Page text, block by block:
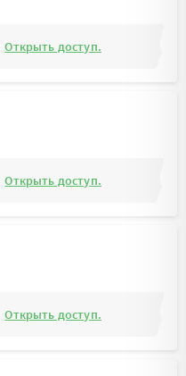
Открыть доступ.
Открыть доступ.
Открыть доступ.